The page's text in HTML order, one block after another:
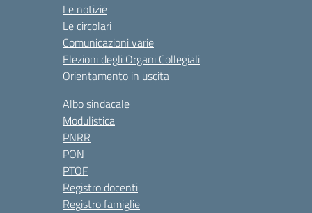
Le notizie
Le circolari
Comunicazioni varie
Elezioni degli Organi Collegiali
Orientamento in uscita
Albo sindacale
Modulistica
PNRR
PON
PTOF
Registro docenti
Registro famiglie